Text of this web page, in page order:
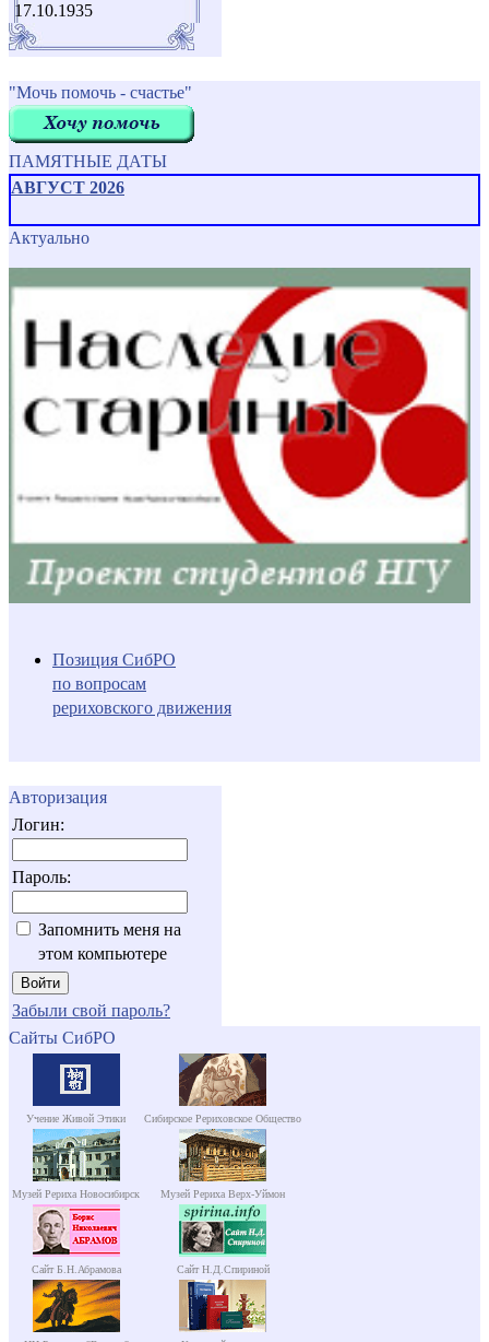
17.10.1935
"Мочь помочь - счастье"
ПАМЯТНЫЕ ДАТЫ
АВГУСТ 2026
Актуально
Позиция СибРО
по вопросам
рериховского движения
Авторизация
Логин:
Пароль:
Запомнить меня на
этом компьютере
Забыли свой пароль?
Сайты СибРО
Учение Живой Этики Сибирское Рериховское Общество
Музей Рериха Новосибирск Музей Рериха Верх-Уймон
Сайт Б.Н.Абрамова Сайт Н.Д.Спириной